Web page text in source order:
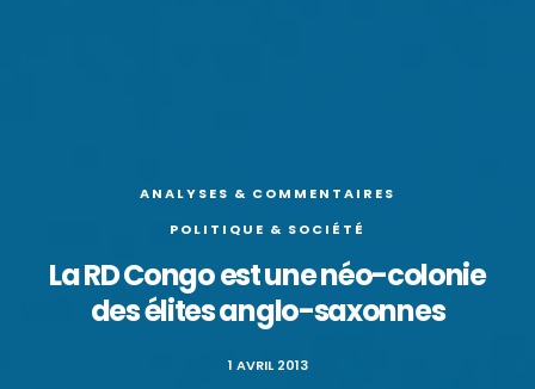
ANALYSES & COMMENTAIRES
POLITIQUE & SOCIÉTÉ
La RD Congo est une néo-colonie
des élites anglo-saxonnes
1 AVRIL 2013